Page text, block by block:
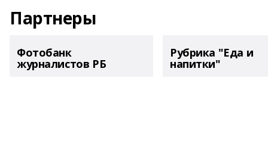
Партнеры
Фотобанк
журналистов РБ
Рубрика "Еда и
напитки"